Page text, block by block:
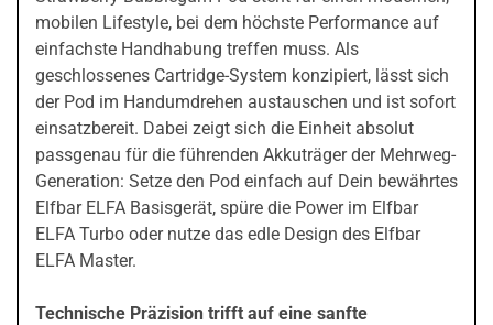
mobilen Lifestyle, bei dem höchste Performance auf
einfachste Handhabung treffen muss. Als
geschlossenes Cartridge-System konzipiert, lässt sich
der Pod im Handumdrehen austauschen und ist sofort
einsatzbereit. Dabei zeigt sich die Einheit absolut
passgenau für die führenden Akkuträger der Mehrweg-
Generation: Setze den Pod einfach auf Dein bewährtes
Elfbar ELFA Basisgerät, spüre die Power im Elfbar
ELFA Turbo oder nutze das edle Design des Elfbar
ELFA Master.
Technische Präzision trifft auf eine sanfte